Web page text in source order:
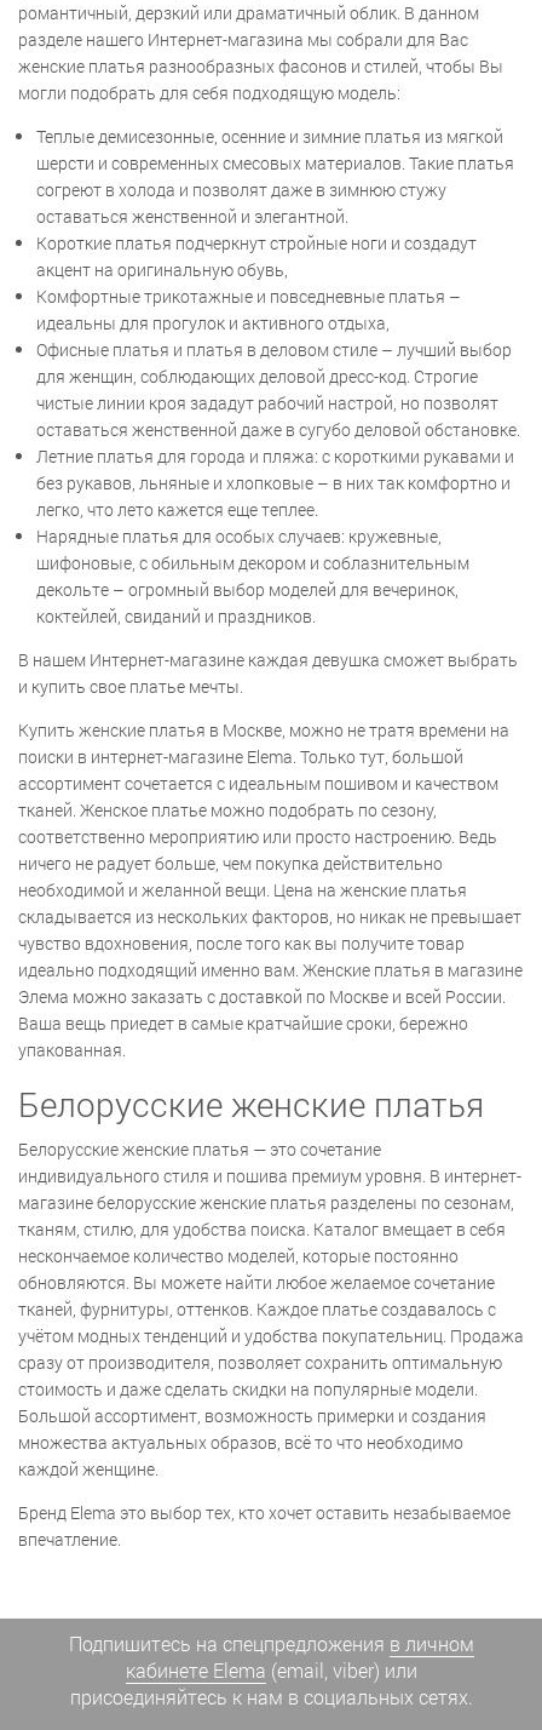
романтичный, дерзкий или драматичный облик. В данном
разделе нашего Интернет-магазина мы собрали для Вас
женские платья разнообразных фасонов и стилей, чтобы Вы
могли подобрать для себя подходящую модель:
Теплые демисезонные, осенние и зимние платья из мягкой
шерсти и современных смесовых материалов. Такие платья
согреют в холода и позволят даже в зимнюю стужу
оставаться женственной и элегантной.
Короткие платья подчеркнут стройные ноги и создадут
акцент на оригинальную обувь,
Комфортные трикотажные и повседневные платья –
идеальны для прогулок и активного отдыха,
Офисные платья и платья в деловом стиле – лучший выбор
для женщин, соблюдающих деловой дресс-код. Строгие
чистые линии кроя зададут рабочий настрой, но позволят
оставаться женственной даже в сугубо деловой обстановке.
Летние платья для города и пляжа: с короткими рукавами и
без рукавов, льняные и хлопковые – в них так комфортно и
легко, что лето кажется еще теплее.
Нарядные платья для особых случаев: кружевные,
шифоновые, с обильным декором и соблазнительным
декольте – огромный выбор моделей для вечеринок,
коктейлей, свиданий и праздников.
В нашем Интернет-магазине каждая девушка сможет выбрать
и купить свое платье мечты.
Купить женские платья в Москве, можно не тратя времени на
поиски в интернет-магазине Elema. Только тут, большой
ассортимент сочетается с идеальным пошивом и качеством
тканей. Женское платье можно подобрать по сезону,
соответственно мероприятию или просто настроению. Ведь
ничего не радует больше, чем покупка действительно
необходимой и желанной вещи. Цена на женские платья
складывается из нескольких факторов, но никак не превышает
чувство вдохновения, после того как вы получите товар
идеально подходящий именно вам. Женские платья в магазине
Элема можно заказать с доставкой по Москве и всей России.
Ваша вещь приедет в самые кратчайшие сроки, бережно
упакованная.
Белорусские женские платья
Белорусские женские платья — это сочетание
индивидуального стиля и пошива премиум уровня. В интернет-
магазине белорусские женские платья разделены по сезонам,
тканям, стилю, для удобства поиска. Каталог вмещает в себя
нескончаемое количество моделей, которые постоянно
обновляются. Вы можете найти любое желаемое сочетание
тканей, фурнитуры, оттенков. Каждое платье создавалось с
учётом модных тенденций и удобства покупательниц. Продажа
сразу от производителя, позволяет сохранить оптимальную
стоимость и даже сделать скидки на популярные модели.
Большой ассортимент, возможность примерки и создания
множества актуальных образов, всё то что необходимо
каждой женщине.
Бренд Elema это выбор тех, кто хочет оставить незабываемое
впечатление.
Подпишитесь на спецпредложения в личном
кабинете Elema (email, viber) или
присоединяйтесь к нам в социальных сетях.